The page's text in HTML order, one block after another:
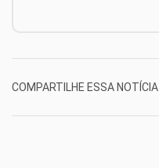
COMPARTILHE ESSA NOTÍCIA